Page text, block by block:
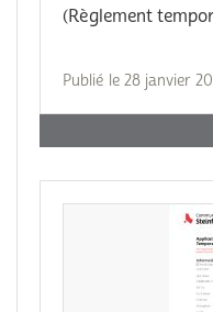
(Règlement
Publié le 28 janvier